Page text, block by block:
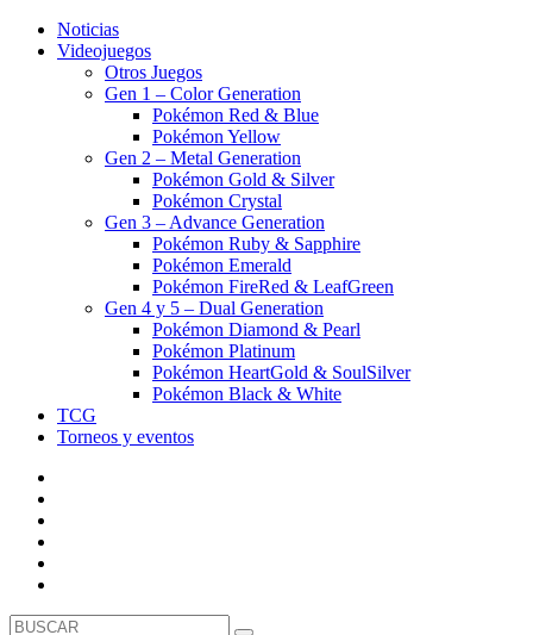
Noticias
Videojuegos
Otros Juegos
Gen 1 – Color Generation
Pokémon Red & Blue
Pokémon Yellow
Gen 2 – Metal Generation
Pokémon Gold & Silver
Pokémon Crystal
Gen 3 – Advance Generation
Pokémon Ruby & Sapphire
Pokémon Emerald
Pokémon FireRed & LeafGreen
Gen 4 y 5 – Dual Generation
Pokémon Diamond & Pearl
Pokémon Platinum
Pokémon HeartGold & SoulSilver
Pokémon Black & White
TCG
Torneos y eventos